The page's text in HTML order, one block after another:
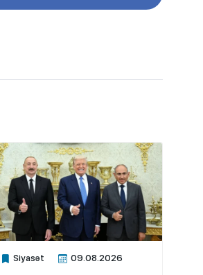
Siyasət 09.08.2026
Xalq.Online